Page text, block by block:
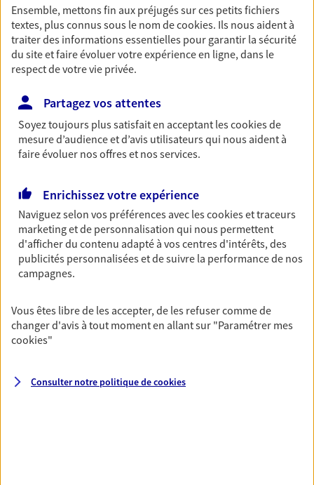
Nos offres phares
Épargne
Réalisez vos projets grâce à votre épargne : achat
immobilier, études des enfants ou voyage autour
du monde… Épargnez à votre rythme et
simplement, selon votre profil.
Préparez sereinement ce nouveau chapitre de
votre vie avec les conseils d'un expert. Découvrez
notre solution PER (Plan Epargne Retraite)
spécialement conçue pour la retraite.
Couvrez vos dépenses de santé ainsi que celles de
votre famille avec la complémentaire santé qui
vous ressemble.
Prévoyance
Ensemble, mettons fin aux préjugés sur ces petits fichiers
textes, plus connus sous le nom decookies. Ils nous aident à
traiter des informations essentielles pour garantir la sécurité
du site et faire évoluer votre expérience en ligne, dans le
respect de votre vie privée.
Partagez vos attentes
Soyez toujours plus satisfait en acceptant lescookiesde
mesure d’audience et d’avis utilisateurs qui nous aident à
faire évoluer nos offres et nos services.
Enrichissez votre expérience
Naviguez selon vos préférences avec lescookies et traceurs
marketing et de personnalisation qui nous permettent
d'afficher du contenu adapté à vos centres d'intérêts, des
publicités personnalisées et de suivre la performance de nos
campagnes.
Vous êtes libre de les accepter, de les refuser comme de
changer d'avis à tout moment en allant sur "Paramétrer mes
cookies"
Consulter notre politique decookies